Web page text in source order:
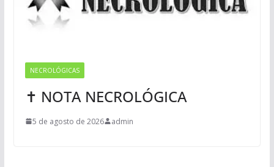
NECROLÓGICAS
✝ NOTA NECROLÓGICA
5 de agosto de 2026 admin